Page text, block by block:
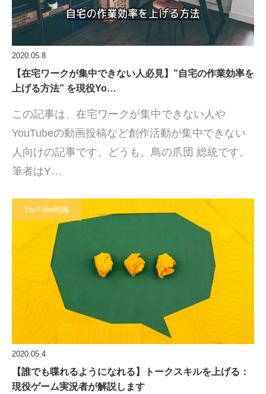
2020.05.8
【在宅ワークが集中できない人必見】”自宅の作業効率を
上げる方法” を現役Yo…
この記事は、在宅ワークが集中できない人や
YouTubeの動画投稿など創作活動が集中できない
人向けの記事です。どうも。鳥の爪団 総統です。
筆者はY…
YouTube戦略
2020.05.4
【誰でも喋れるようになれる】トークスキルを上げる：
現役ゲーム実況者が解説します